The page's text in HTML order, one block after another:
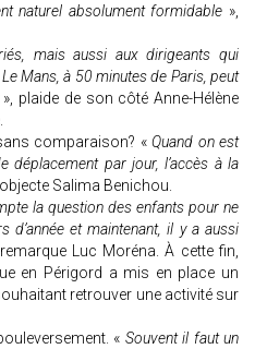
naturel absolument formidable »,
mais aussi aux dirigeants qui
Mans, à 50 minutes de Paris, peut
plaide de son côté Anne-Hélène
comparaison? «Quand on est
déplacement par jour, l’accès à la
objecte Salima Benichou.
la question des enfants pour ne
d’année et maintenant, il y a aussi
Luc Moréna. À cette fin,
en Périgord a mis en place un
retrouver une activité sur
« Souvent il faut un